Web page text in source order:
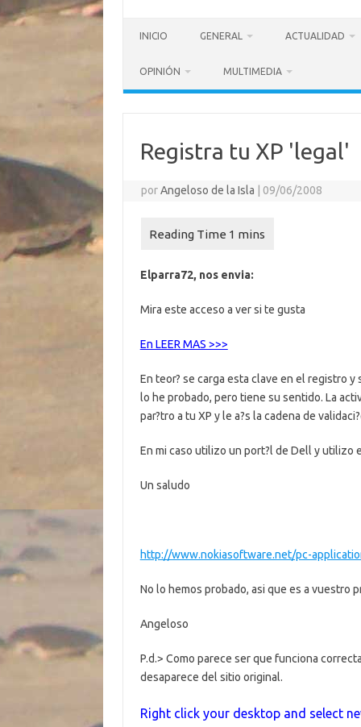
INICIO GENERAL ACTUALIDAD
OPINIÓN MULTIMEDIA
Registra tu XP 'legal'
porAngeloso de la Isla 09/06/2008
Elparra72, nos envia:
Mira este acceso a ver si te gusta
En LEER MAS >>>
En teor? se carga esta clave en el registro
lo he probado, pero tiene su sentido. La
par?tro a tu XP y le a?s la cadena de
En mi caso utilizo un port?l de Dell y utilizo
Un saludo
http://www.nokiasoftware.net/pc-
No lo hemos probado, asi que es a vuestro
Angeloso
P.d.> Como parece ser que funciona
desaparece del sitio original.
Right click your desktop and select